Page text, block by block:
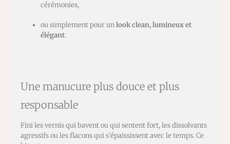
cérémonies,
ou simplement pour unlook clean, lumineux et
élégant.
Une manucure plus douce et plus
responsable
Fini les vernis qui bavent ou qui sentent fort, les dissolvants
agressifs ou les flacons qui s’épaississent avec le temps. Ce